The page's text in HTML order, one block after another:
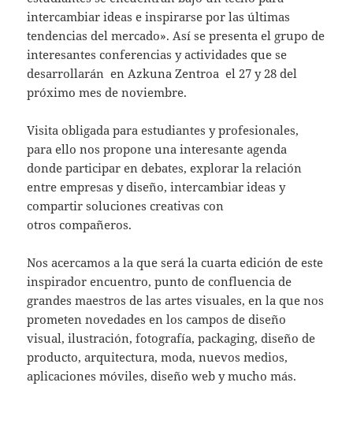
intercambiar ideas e inspirarse por las últimas
tendencias del mercado». Así se presenta el grupo de
interesantes conferencias y actividades que se
desarrollarán en Azkuna Zentroa el 27 y 28 del
próximo mes de noviembre.
Visita obligada para estudiantes y profesionales,
para ello nos propone una interesante agenda
donde participar en debates, explorar la relación
entre empresas y diseño, intercambiar ideas y
compartir soluciones creativas con
otros compañeros.
Nos acercamos a la que será la cuarta edición de este
inspirador encuentro, punto de confluencia de
grandes maestros de las artes visuales, en la que nos
prometen novedades en los campos de diseño
visual, ilustración, fotografía, packaging, diseño de
producto, arquitectura, moda, nuevos medios,
aplicaciones móviles, diseño web y mucho más.